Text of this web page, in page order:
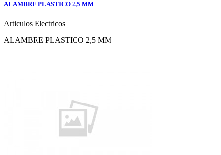
ALAMBRE PLASTICO 2,5 MM
Articulos Electricos
ALAMBRE PLASTICO 2,5 MM